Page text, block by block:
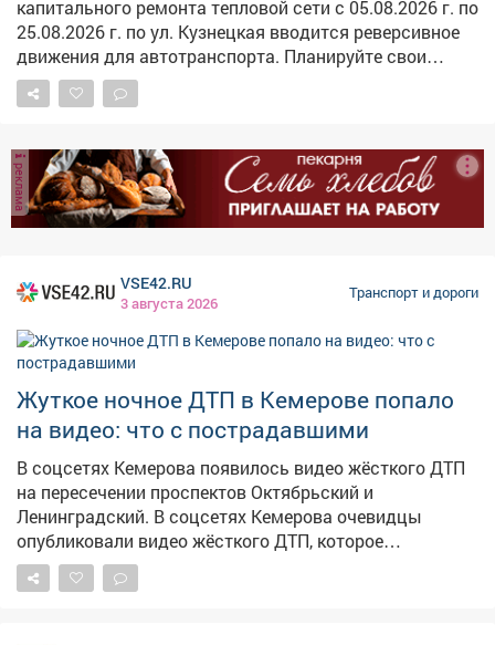
несовершеннолетних зарегистрировано 128 ДТП, в них
получили ранения 140 юных участников дорожного
движения, в том числе 67 пассажиров. Погибли трое
детей, один из которых был пассажиром легкового
транспортного средства, второй пешеходом, а третий -
вечером на 17 км автодороги регионального значения
«Ступино - Малино» 25-летний водитель легкового
автомобиля при обгоне в разрешенном месте выехал
на встречную полосу, где наехал на двигавшегося ему
разглядел на неосвещенной дороге в момент начала
маневра. Школьник, который передвигался...
капитального ремонта тепловой сети с 05.08.2026 г. по
25.08.2026 г. по ул. Кузнецкая вводится реверсивное
движения для автотранспорта. Планируйте свои
маршруты заранее, закладывайте дополнительное
время на дорогу и будьте предельно внимательными
реклама
VSE42.RU
3 августа 2026
Транспорт и дороги
Жуткое ночное ДТП в Кемерове попало
на видео: что с пострадавшими
В соцсетях Кемерова появилось видео жёсткого ДТП
на пересечении проспектов Октябрьский и
Ленинградский. В соцсетях Кемерова очевидцы
опубликовали видео жёсткого ДТП, которое
произошло на пересечении проспектов Октябрьский и
Ленинградский.Как сообщили корреспонденту